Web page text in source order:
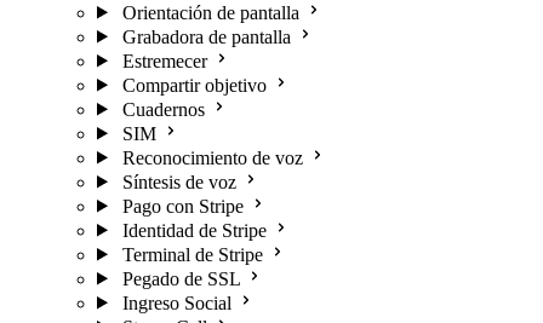
Orientación de pantalla
Grabadora de pantalla
Estremecer
Compartir objetivo
Cuadernos
SIM
Reconocimiento de voz
Síntesis de voz
Pago con Stripe
Identidad de Stripe
Terminal de Stripe
Pegado de SSL
Ingreso Social